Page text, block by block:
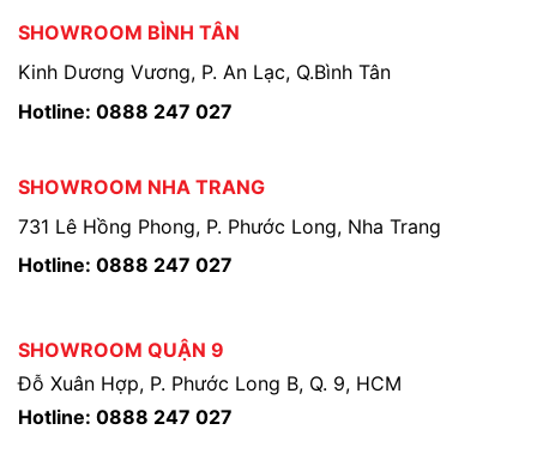
SHOWROOM BÌNH TÂN
Kinh Dương Vương, P. An Lạc, Q.Bình Tân
Hotline: 0888 247 027
SHOWROOM NHA TRANG
731 Lê Hồng Phong, P. Phước Long, Nha Trang
Hotline: 0888 247 027
SHOWROOM QUẬN 9
Đỗ Xuân Hợp, P. Phước Long B, Q. 9, HCM
Hotline: 0888 247 027